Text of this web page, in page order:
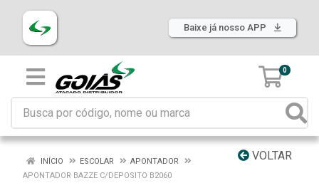
Baixe já nosso APP
0
VOLTAR
INÍCIO ESCOLAR
APONTADOR
APONTADOR BAZZE C/DEPOSITO B2060